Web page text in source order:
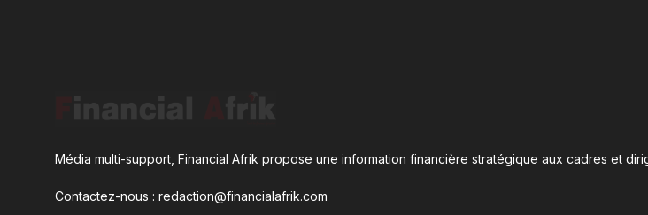
Média multi-support, Financial Afrik propose une information financière stratégique aux cadres et
Contactez-nous : redaction@financialafrik.com